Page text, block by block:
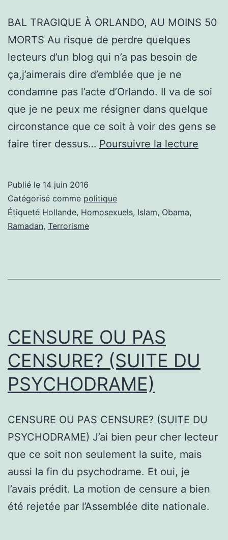
BAL TRAGIQUE À ORLANDO, AU MOINS 50
MORTS Au risque de perdre quelques
lecteurs d’un blog qui n’a pas besoin de
ça,j’aimerais dire d’emblée que je ne
condamne pas l’acte d’Orlando. Il va de soi
que je ne peux me résigner dans quelque
circonstance que ce soit à voir des gens se
faire tirer dessus… Poursuivre la lecture
Publié le 14 juin 2016
Catégorisé comme politique
Étiqueté Hollande, Homosexuels, Islam, Obama,
Ramadan, Terrorisme
CENSURE OU PAS
CENSURE? (SUITE DU
PSYCHODRAME)
CENSURE OU PAS CENSURE? (SUITE DU
PSYCHODRAME) J’ai bien peur cher lecteur
que ce soit non seulement la suite, mais
aussi la fin du psychodrame. Et oui, je
l’avais prédit. La motion de censure a bien
été rejetée par l’Assemblée dite nationale.